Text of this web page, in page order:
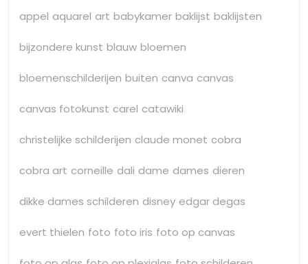
appel aquarel art babykamer baklijst baklijsten
bijzondere kunst blauw bloemen
bloemenschilderijen buiten canva canvas
canvas fotokunst carel catawiki
christelijke schilderijen claude monet cobra
cobra art corneille dali dame dames dieren
dikke dames schilderen disney edgar degas
evert thielen foto foto iris foto op canvas